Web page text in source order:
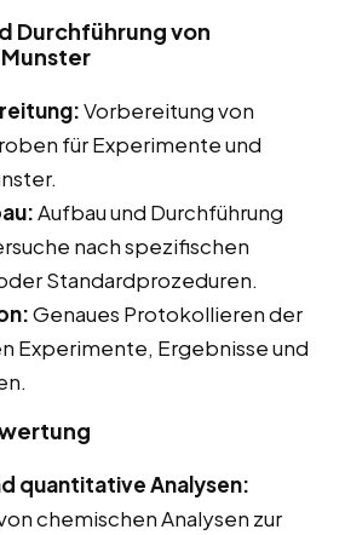
Durchführung von
Vorbereitung von
für Experimente und
Aufbau und Durchführung
nach spezifischen
Standardprozeduren.
Genaues Protokollieren der
Experimente, Ergebnisse und
quantitative Analysen:
chemischen Analysen zur